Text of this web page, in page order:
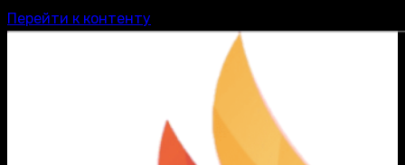
Перейти к контенту